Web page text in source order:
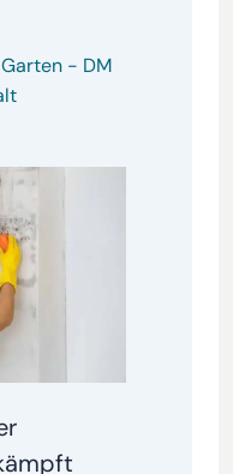
- DM